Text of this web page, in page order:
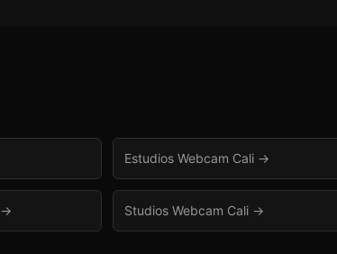
Estudios Webcam Cali →
→ Studios Webcam Cali →